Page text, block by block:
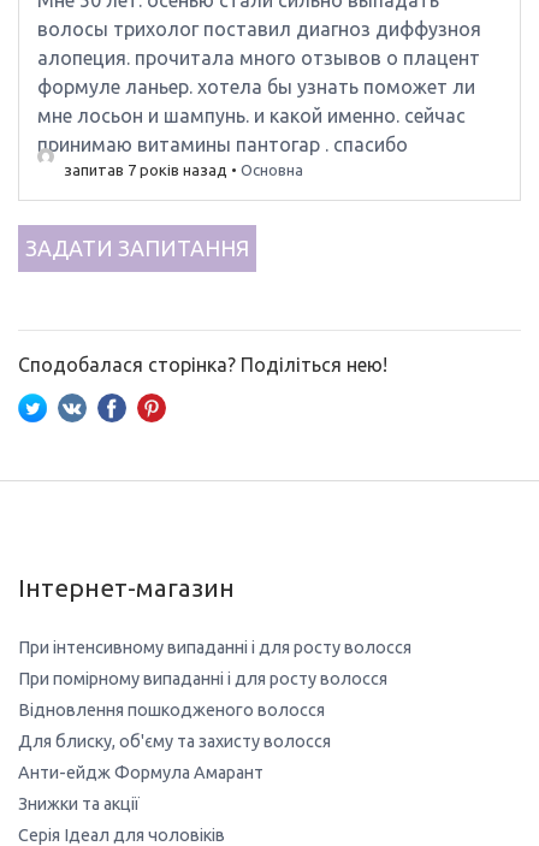
волосы трихолог поставил диагноз диффузноя
алопеция. прочитала много отзывов о плацент
формуле ланьер. хотела бы узнать поможет ли
мне лосьон и шампунь. и какой именно. сейчас
принимаю витамины пантогар . спасибо
запитав 7 років назад • Основна
ЗАДАТИ ЗАПИТАННЯ
Сподобалася сторінка? Поділіться нею!
Інтернет-магазин
При інтенсивному випаданні і для росту волосся
При помірному випаданні і для росту волосся
Відновлення пошкодженого волосся
Для блиску, об'єму та захисту волосся
Анти-ейдж Формула Амарант
Знижки та акції
Серія Ідеал для чоловіків